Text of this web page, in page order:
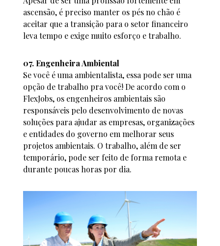
ascensão, é preciso manter os pés no chão é
aceitar que a transição para o setor financeiro
leva tempo e exige muito esforço e trabalho.
07. Engenheira Ambiental
Se você é uma ambientalista, essa pode ser uma
opção de trabalho pra você! De acordo com o
FlexJobs, os engenheiros ambientais são
responsáveis pelo desenvolvimento de novas
soluções para ajudar as empresas, organizações
e entidades do governo em melhorar seus
projetos ambientais. O trabalho, além de ser
temporário, pode ser feito de forma remota e
durante poucas horas por dia.